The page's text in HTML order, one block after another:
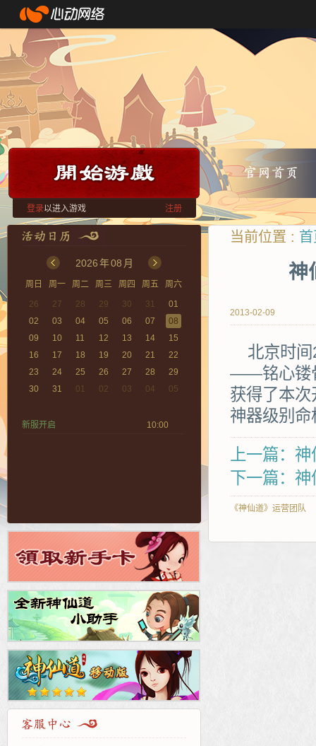
登录以进入游戏 注册
2026年08 月
周日 周一 周二 周三 周四 周五
周六
26
27 28 29 30 31
01
02
03 04 05 06 07
08
09
10 11 12 13 14
15
16
17 18 19 20 21
22
23
24 25 26 27 28
29
30
31 01 02 03 04 05
新服开启 10:00
当前位置 :
神
2013-02-09
北京时
——铭心镂
获得了本
神器级别
上一篇：
下一篇：
《神仙道》运营团队